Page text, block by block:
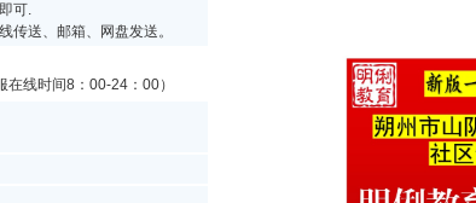
可.
传送、邮箱、网盘发送。
线时间8：00-24：00）